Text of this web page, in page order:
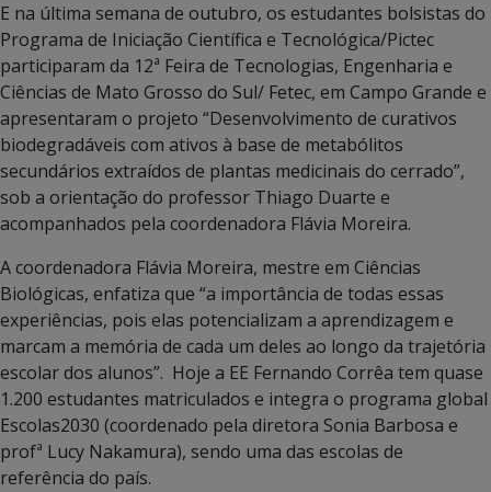
E na última semana de outubro, os estudantes bolsistas do
Programa de Iniciação Científica e Tecnológica/Pictec
participaram da 12ª Feira de Tecnologias, Engenharia e
Ciências de Mato Grosso do Sul/ Fetec, em Campo Grande e
apresentaram o projeto “Desenvolvimento de curativos
biodegradáveis com ativos à base de metabólitos
secundários extraídos de plantas medicinais do cerrado”,
sob a orientação do professor Thiago Duarte e
acompanhados pela coordenadora Flávia Moreira.
A coordenadora Flávia Moreira, mestre em Ciências
Biológicas, enfatiza que “a importância de todas essas
experiências, pois elas potencializam a aprendizagem e
marcam a memória de cada um deles ao longo da trajetória
escolar dos alunos”. Hoje a EE Fernando Corrêa tem quase
1.200 estudantes matriculados e integra o programa global
Escolas2030 (coordenado pela diretora Sonia Barbosa e
profª Lucy Nakamura), sendo uma das escolas de
referência do país.